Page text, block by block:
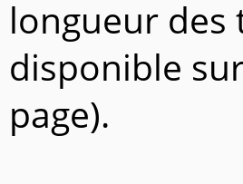
longueur des
disponible
page).